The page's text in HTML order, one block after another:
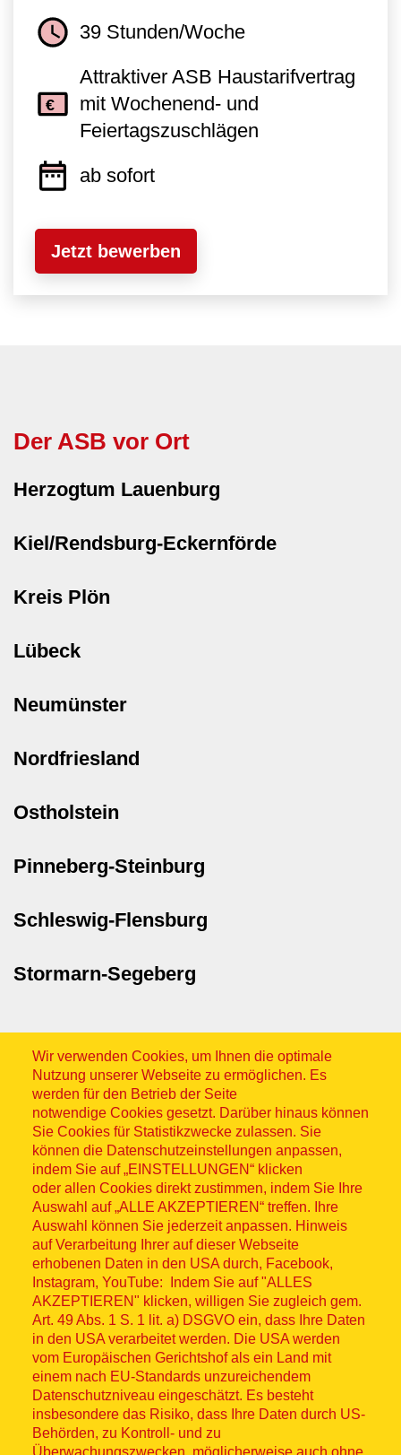
39 Stunden/Woche
Attraktiver ASB Haustarifvertrag
mit Wochenend- und
Feiertagszuschlägen
ab sofort
Jetzt bewerben
Der ASB vor Ort
Herzogtum Lauenburg
Kiel/Rendsburg-Eckernförde
Kreis Plön
Lübeck
Neumünster
Nordfriesland
Ostholstein
Pinneberg-Steinburg
Schleswig-Flensburg
Stormarn-Segeberg
Wir verwenden Cookies, um Ihnen die optimale
Nutzung unserer Webseite zu ermöglichen. Es
werden für den Betrieb der Seite
notwendige Cookies gesetzt. Darüber hinaus können
Sie Cookies für Statistikzwecke zulassen. Sie
können die Datenschutzeinstellungen anpassen,
indem Sie auf „EINSTELLUNGEN“ klicken
oder allen Cookies direkt zustimmen, indem Sie Ihre
Auswahl auf „ALLE AKZEPTIEREN“ treffen. Ihre
Auswahl können Sie jederzeit anpassen. Hinweis
auf Verarbeitung Ihrer auf dieser Webseite
erhobenen Daten in den USA durch, Facebook,
Instagram, YouTube: Indem Sie auf "ALLES
AKZEPTIEREN" klicken, willigen Sie zugleich gem.
Art. 49 Abs. 1 S. 1 lit. a) DSGVO ein, dass Ihre Daten
in den USA verarbeitet werden. Die USA werden
vom Europäischen Gerichtshof als ein Land mit
einem nach EU-Standards unzureichendem
Datenschutzniveau eingeschätzt. Es besteht
insbesondere das Risiko, dass Ihre Daten durch US-
Behörden, zu Kontroll- und zu
Sitemap
© ASB 2026
Fußzeilenmenü
Impressum
Datenschutz
Kontakt
Hinweisgebersystem
Lieferkette